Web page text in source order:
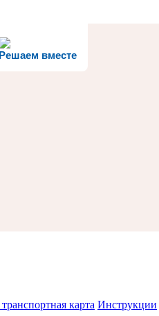
Решаем вместе
карта Инструкции